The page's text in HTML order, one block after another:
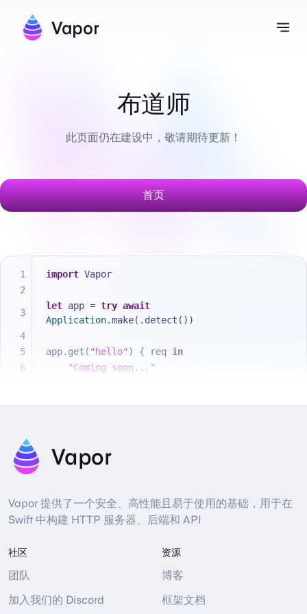
Vapor 切
布道师
此页面仍在建设中，敬请期待更新！
首页
import Vapor
let app = try await
Application.make(.detect())
app.get( "hello" ) { req in
"Coming soon..."
Vapor
Vapor 提供了一个安全、高性能且易于使用的基础，用于在
Swift 中构建 HTTP 服务器、后端和 API
社区
团队
加入我们的 Discord
资源
博客
框架文档